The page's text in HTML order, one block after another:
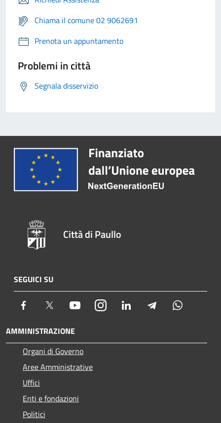
Chiama il comune 02 9062691
Prenota un appuntamento
Problemi in città
Segnala disservizio
Città di Paullo
SEGUICI SU
Facebook Twitter YoutubeInstagram LinkedIn Telegram
AMMINISTRAZIONE
Organi di Governo
Aree Amministrative
Uffici
Enti e fondazioni
Politici